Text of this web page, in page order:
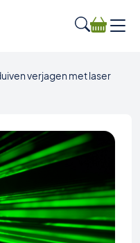
verjagen met laser